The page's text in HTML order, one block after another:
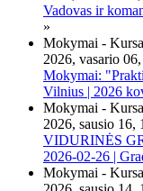
Vadovas ir
»
Mokymai -
2026, vasario
Mokymai:
Vilnius | 2026
Mokymai -
2026, sausio 16,
VIDURINĖS
2026-02-26 |
Mokymai -